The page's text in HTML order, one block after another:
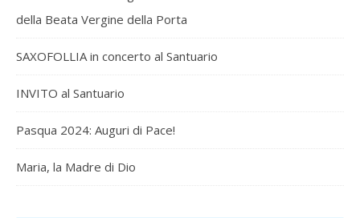
della Beata Vergine della Porta
SAXOFOLLIA in concerto al Santuario
INVITO al Santuario
Pasqua 2024: Auguri di Pace!
Maria, la Madre di Dio